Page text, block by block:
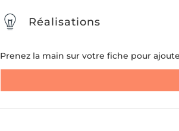
Réalisations
Prenez la main sur votre fiche pour